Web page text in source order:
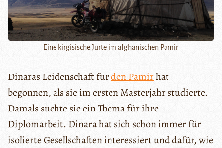
Eine kirgisische Jurte im afghanischen Pamir
Dinaras Leidenschaft fürden Pamirhat
begonnen, als sie im ersten Masterjahr studierte.
Damals suchte sie ein Thema für ihre
Diplomarbeit. Dinara hat sich schon immer für
isolierte Gesellschaften interessiert und dafür, wie